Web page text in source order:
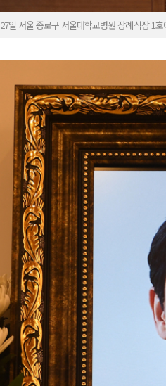
27일 서울 종로구 서울대학교병원 장례식장 1